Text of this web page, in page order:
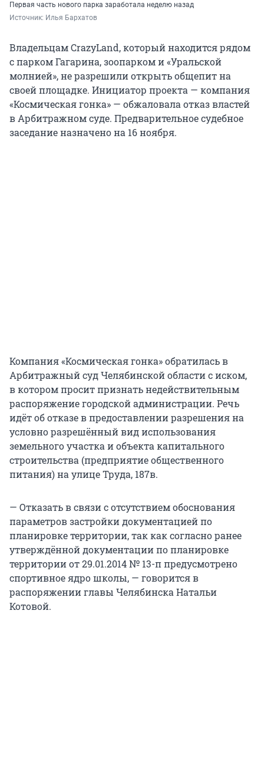
Первая часть нового парка заработала неделю назад
Источник: Илья Бархатов
Владельцам CrazyLand, который находится рядом
с парком Гагарина, зоопарком и «Уральской
молнией», не разрешили открыть общепит на
своей площадке. Инициатор проекта — компания
«Космическая гонка» — обжаловала отказ властей
в Арбитражном суде. Предварительное судебное
заседание назначено на 16 ноября.
Компания «Космическая гонка» обратилась в
Арбитражный суд Челябинской области с иском,
в котором просит признать недействительным
распоряжение городской администрации. Речь
идёт об отказе в предоставлении разрешения на
условно разрешённый вид использования
земельного участка и объекта капитального
строительства (предприятие общественного
питания) на улице Труда, 187в.
— Отказать в связи с отсутствием обоснования
параметров застройки документацией по
планировке территории, так как согласно ранее
утверждённой документации по планировке
территории от 29.01.2014 № 13-п предусмотрено
спортивное ядро школы, — говорится в
распоряжении главы Челябинска Натальи
Котовой.